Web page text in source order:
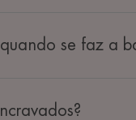
se faz a